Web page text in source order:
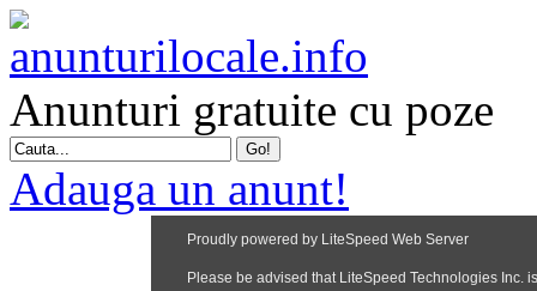
Anunturi gratuite cu poze
Adauga un anunt!